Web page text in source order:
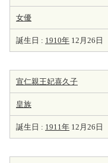
女優
誕生日 : 1910年 12月26日
宣仁親王妃喜久子
皇族
誕生日 : 1911年 12月26日